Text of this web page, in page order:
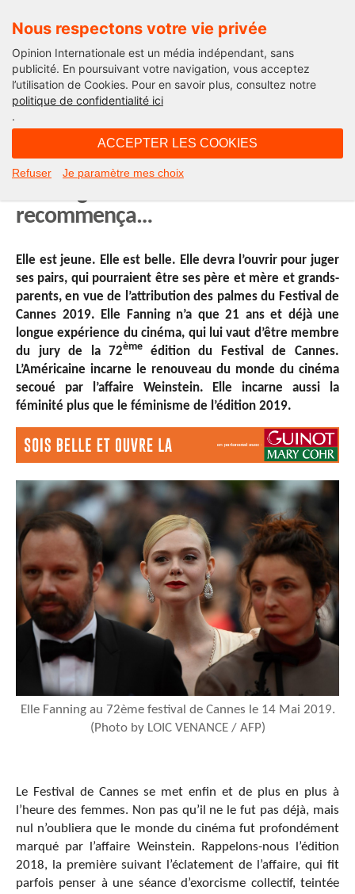
Nous respectons votre vie privée
Opinion Internationale est un média indépendant, sans
publicité. En poursuivant votre navigation, vous acceptez
l’utilisation de Cookies. Pour en savoir plus, consultez notre
politique de confidentialité ici
.
ACCEPTER LES COOKIES
Refuser Je paramètre mes choix
Sois belle et ouvre la
Sois belle et ouvre la avec Elle
recommença…
Elle est jeune. Elle est belle. Elle devra l’ouvrir pour juger
ses pairs, qui pourraient être ses père et mère et grands-
parents, en vue de l’attribution des palmes du Festival de
Cannes 2019. Elle Fanning n’a que 21 ans et déjà une
longue expérience du cinéma, qui lui vaut d’être membre
du jury de la 72ème édition du Festival de Cannes.
L’Américaine incarne le renouveau du monde du cinéma
secoué par l’affaire Weinstein. Elle incarne aussi la
féminité plus que le féminisme de l’édition 2019.
Elle Fanning au 72ème festival de Cannes le 14 Mai 2019.
(Photo by LOIC VENANCE / AFP)
Le Festival de Cannes se met enfin et de plus en plus à
l’heure des femmes. Non pas qu’il ne le fut pas déjà, mais
nul n’oubliera que le monde du cinéma fut profondément
marqué par l’affaire Weinstein. Rappelons-nous l’édition
2018, la première suivant l’éclatement de l’affaire, qui fit
parfois penser à une séance d’exorcisme collectif, teintée